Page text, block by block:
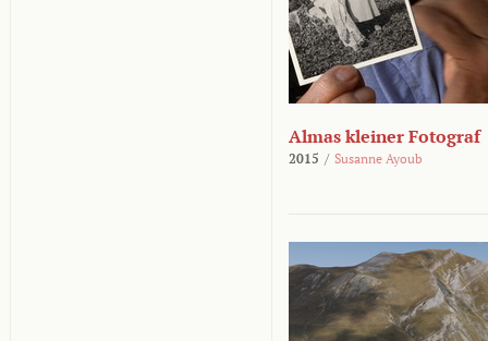
Almas kleiner Fotograf
2015 / Susanne Ayoub